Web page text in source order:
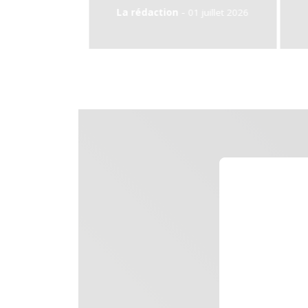
La rédaction -29 juin 2026